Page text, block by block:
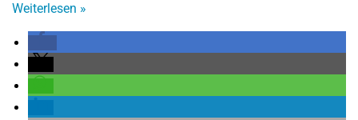
Weiterlesen »